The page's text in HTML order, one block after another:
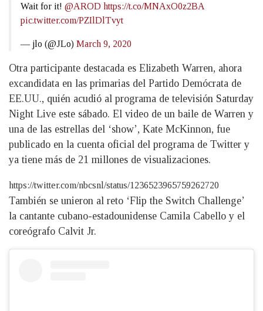
Wait for it! @AROD https://t.co/MNAxO0z2BA
pic.twitter.com/PZIlDlTvyt
— jlo (@JLo) March 9, 2020
Otra participante destacada es Elizabeth Warren, ahora
excandidata en las primarias del Partido Demócrata de
EE.UU., quién acudió al programa de televisión Saturday
Night Live este sábado. El video de un baile de Warren y
una de las estrellas del ‘show’, Kate McKinnon, fue
publicado en la cuenta oficial del programa de Twitter y
ya tiene más de 21 millones de visualizaciones.
https://twitter.com/nbcsnl/status/1236523965759262720
También se unieron al reto ‘Flip the Switch Challenge’
la cantante cubano-estadounidense Camila Cabello y el
coreógrafo Calvit Jr.